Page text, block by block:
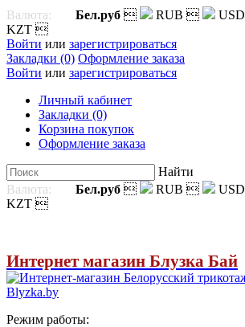
Валюта: Бел.руб  RUB  USD
KZT 
Войти или зарегистрироваться
Закладки (0) Оформление заказа
Войти или зарегистрироваться
Личный кабинет
Закладки (0)
Корзина покупок
Оформление заказа
Найти
Валюта:
Бел.руб  RUB  USD
KZT 
Интернет магазин Блузка Бай
Режим работы: